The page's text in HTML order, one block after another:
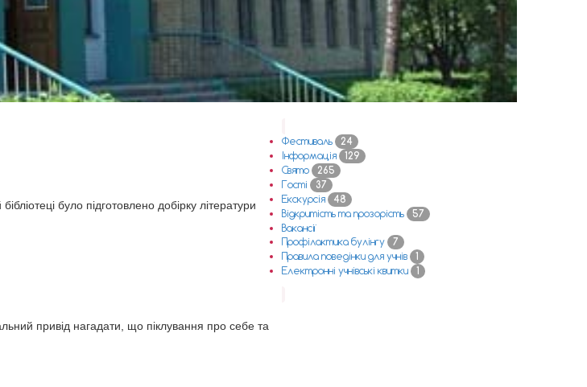
було підготовлено добірку літератури
привід нагадати, що піклування про себе та
Фестиваль 24
Інформація 129
Свято 265
Гості 37
Екскурсія 48
Відкритість та прозорість 57
Вакансії
Профілактика булінгу
7
Правила поведінки для учнів 1
Електронні учнівські квитки 1